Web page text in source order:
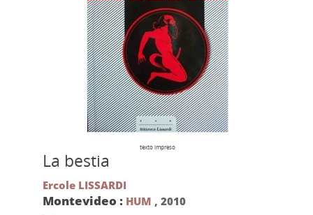
texto impreso
La bestia
Ercole LISSARDI
Montevideo : HUM , 2010